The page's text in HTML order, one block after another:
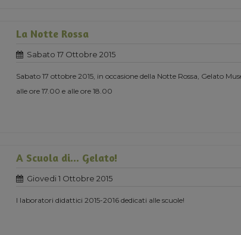
La Notte Rossa
Sabato 17 Ottobre 2015
Sabato 17 ottobre 2015, in occasione della Notte Rossa, Gelato
alle ore 17.00 e alle ore 18.00
A Scuola di... Gelato!
Giovedi 1 Ottobre 2015
I laboratori didattici 2015-2016 dedicati alle scuole!